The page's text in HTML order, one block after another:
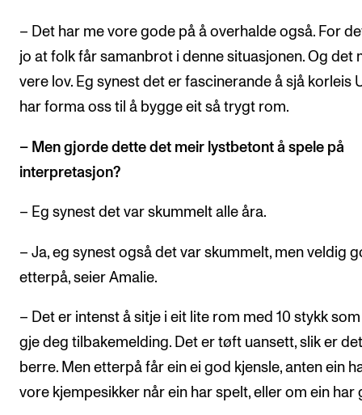
– Det har me vore gode på å overhalde også. For
jo at folk får samanbrot i denne situasjonen. Og det
vere lov. Eg synest det er fascinerande å sjå korleis
har forma oss til å bygge eit så trygt rom.
– Men gjorde dette det meir lystbetont å spele på
interpretasjon?
– Eg synest det var skummelt alle åra.
– Ja, eg synest også det var skummelt, men veldig
etterpå, seier Amalie.
– Det er intenst å sitje i eit lite rom med 10 stykk
gje deg tilbakemelding. Det er tøft uansett, slik er det
berre. Men etterpå får ein ei god kjensle, anten ein
vore kjempesikker når ein har spelt, eller om ein har